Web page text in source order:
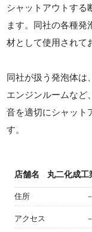
シャットアウトする
ます。同社の各種発
材として使用されて
同社が扱う発泡体は
エンジンルームなど
音を適切にシャット
す。
店舗名 丸二化成工
住所 －
アクセス －